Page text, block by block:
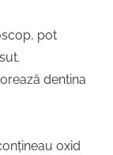
pot
dentina
oxid